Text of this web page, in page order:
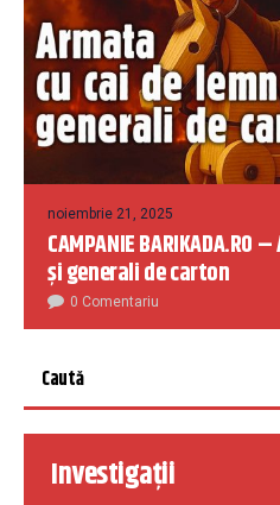
noiembrie 21, 2025
CAMPANIE
și generali de carton
0 Comentariu
Investigații